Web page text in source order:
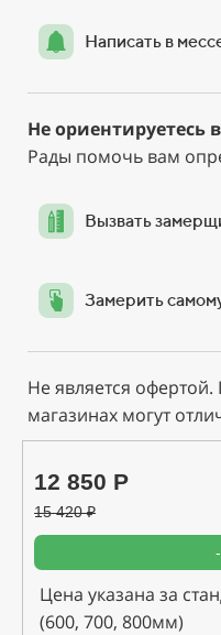
Написать в
Не ориентируетесь
Рады помочь вам
Вызвать
Замерить
Не является
магазинах могут
12 850 Р
15 420₽
Цена указана за
(600, 700, 800мм)